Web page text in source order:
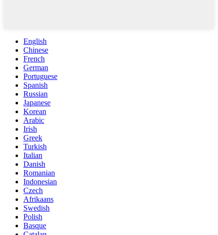
English
Chinese
French
German
Portuguese
Spanish
Russian
Japanese
Korean
Arabic
Irish
Greek
Turkish
Italian
Danish
Romanian
Indonesian
Czech
Afrikaans
Swedish
Polish
Basque